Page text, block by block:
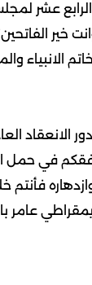
عشر
خير
الانبياء
في حمل
فأنتم
عامر